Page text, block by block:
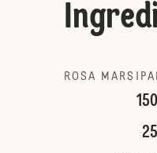
ROSA